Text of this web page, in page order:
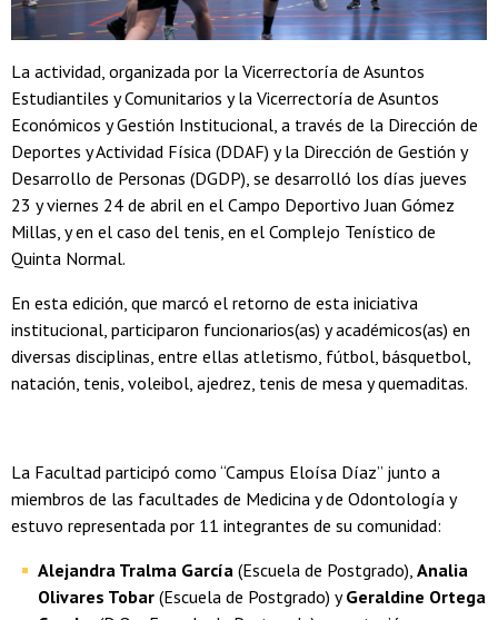
La actividad, organizada por la Vicerrectoría de Asuntos
Estudiantiles y Comunitarios y la Vicerrectoría de Asuntos
Económicos y Gestión Institucional, a través de la Dirección de
Deportes y Actividad Física (DDAF) y la Dirección de Gestión y
Desarrollo de Personas (DGDP), se desarrolló los días jueves
23 y viernes 24 de abril en el Campo Deportivo Juan Gómez
Millas, y en el caso del tenis, en el Complejo Tenístico de
Quinta Normal.
En esta edición, que marcó el retorno de esta iniciativa
institucional, participaron funcionarios(as) y académicos(as) en
diversas disciplinas, entre ellas atletismo, fútbol, básquetbol,
natación, tenis, voleibol, ajedrez, tenis de mesa y quemaditas.
La Facultad participó como “Campus Eloísa Díaz” junto a
miembros de las facultades de Medicina y de Odontología y
estuvo representada por 11 integrantes de su comunidad:
Alejandra Tralma García (Escuela de Postgrado), Analia
Olivares Tobar (Escuela de Postgrado) yGeraldine Ortega